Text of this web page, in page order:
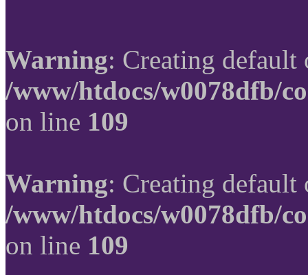
Warning: Creating
/www/htdocs/w0078dfb/
on line 109
Warning: Creating
/www/htdocs/w0078dfb/
on line 109